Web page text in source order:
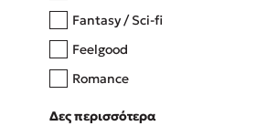
Fantasy / Sci-fi
Feelgood
Romance
Upmarket
Δες περισσότερα